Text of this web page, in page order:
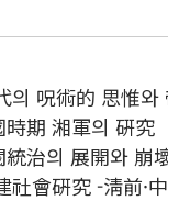
의 呪術的 思惟와
期 湘軍의 硏究
治의 展開와 崩
社會硏究 -淸前·